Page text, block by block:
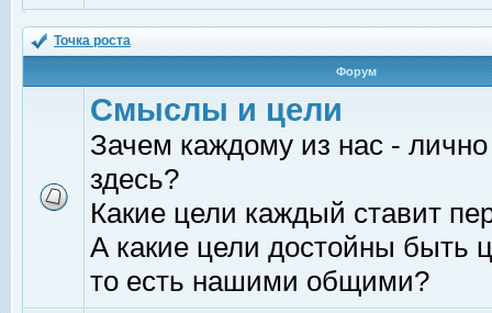
Точка роста
Форум
Смыслы и цели
Зачем каждому из нас -
здесь?
Какие цели каждый ставит
А какие цели достойны быть
то есть нашими общими?